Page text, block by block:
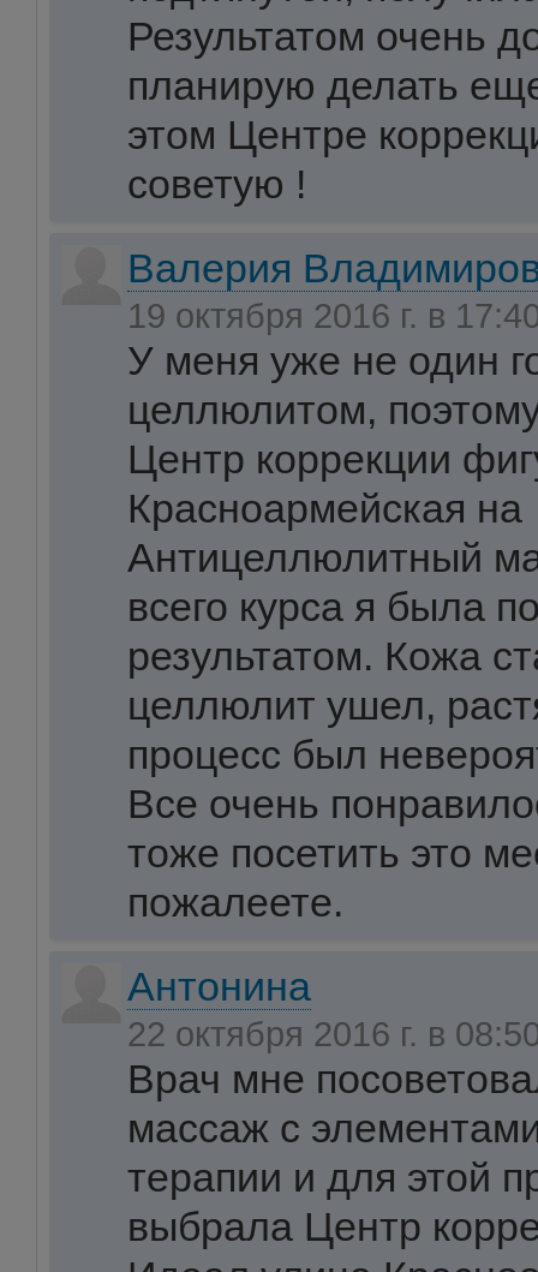
Результатом очень
планирую делать
этом Центре
советую !
Валерия
19 октября 2016 г. в
У меня уже не один
целлюлитом,
Центр коррекции
Красноармейская на
Антицеллюлитный
всего курса я была
результатом. Кожа
целлюлит ушел,
процесс был
Все очень
тоже посетить это
пожалеете.
Антонина
22 октября 2016 г. в
Врач мне
массаж с
терапии и для этой
выбрала Центр